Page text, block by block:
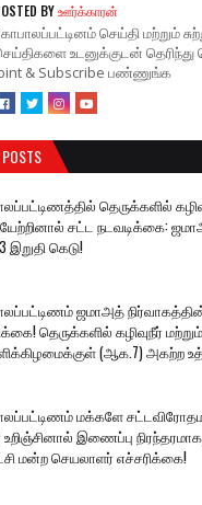
BYஊர்க்காரன்
செய்தி மற்றும்
உடனுக்குடன்
& Subscribe பண்ணுங்க
தெருக்களில்
சட்ட நடவடிக்கை:
இறுதி கெடு!
ஜமாஅத் நிர்வாகத்தின்
தெருக்களில் கழிவுநீர்
(ஆக.7) அகற்ற
மக்களே
உறிஞ்சினால் இணைப்பு
மன்ற செயலாளர் எச்சரிக்கை!